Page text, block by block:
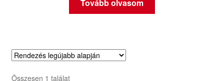
Tovább olvasom
Összesen 1 találat